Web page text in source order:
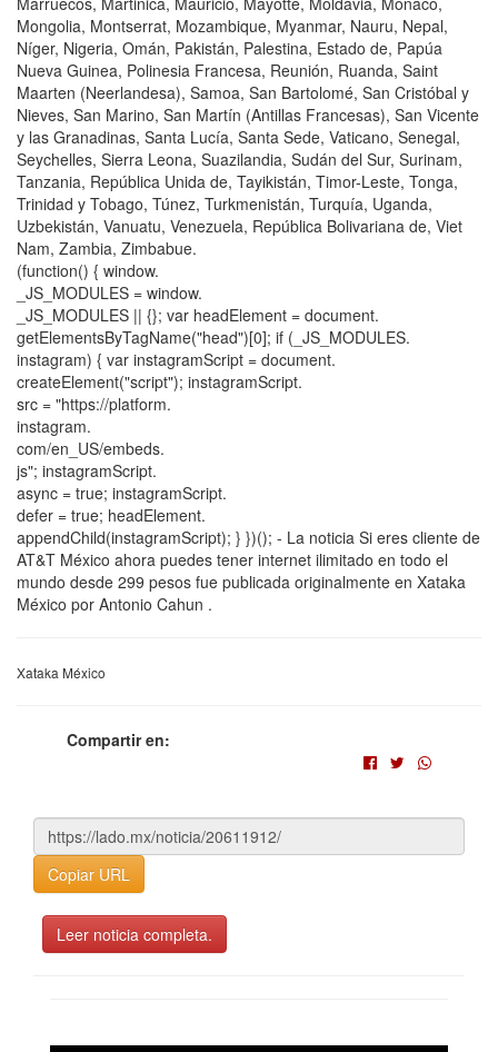
Mongolia, Montserrat, Mozambique, Myanmar, Nauru, Nepal,
Níger, Nigeria, Omán, Pakistán, Palestina, Estado de, Papúa
Nueva Guinea, Polinesia Francesa, Reunión, Ruanda, Saint
Maarten (Neerlandesa), Samoa, San Bartolomé, San Cristóbal y
Nieves, San Marino, San Martín (Antillas Francesas), San Vicente
y las Granadinas, Santa Lucía, Santa Sede, Vaticano, Senegal,
Seychelles, Sierra Leona, Suazilandia, Sudán del Sur, Surinam,
Tanzania, República Unida de, Tayikistán, Timor-Leste, Tonga,
Trinidad y Tobago, Túnez, Turkmenistán, Turquía, Uganda,
Uzbekistán, Vanuatu, Venezuela, República Bolivariana de, Viet
Nam, Zambia, Zimbabue.
(function() { window.
_JS_MODULES = window.
_JS_MODULES || {}; var headElement = document.
getElementsByTagName("head")[0]; if (_JS_MODULES.
instagram) { var instagramScript = document.
createElement("script"); instagramScript.
src = "https://platform.
instagram.
com/en_US/embeds.
js"; instagramScript.
async = true; instagramScript.
defer = true; headElement.
appendChild(instagramScript); } })(); - La noticia Si eres cliente de
AT&T México ahora puedes tener internet ilimitado en todo el
mundo desde 299 pesos fue publicada originalmente en Xataka
México por Antonio Cahun .
Xataka México
Compartir en:
Copiar URL
Leer noticia completa.